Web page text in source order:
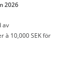
2026
av
à 10,000 SEK för